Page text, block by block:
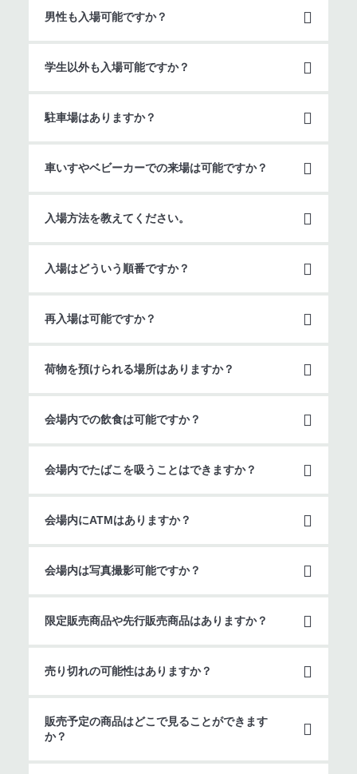
男性も入場可能ですか？
学生以外も入場可能ですか？
駐車場はありますか？
車いすやベビーカーでの来場は可能ですか？
入場方法を教えてください。
入場はどういう順番ですか？
再入場は可能ですか？
荷物を預けられる場所はありますか？
会場内での飲食は可能ですか？
会場内でたばこを吸うことはできますか？
会場内にATMはありますか？
会場内は写真撮影可能ですか？
限定販売商品や先行販売商品はありますか？
売り切れの可能性はありますか？
販売予定の商品はどこで見ることができます
か？